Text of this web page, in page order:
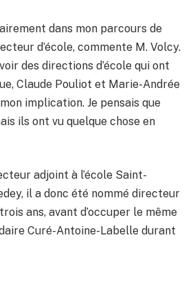
dans mon parcours de
d’école, commente M. Volcy.
des directions d’école qui ont
Claude Pouliot et Marie-Andrée
implication. Je pensais que
ils ont vu quelque chose en
adjoint à l’école Saint-
il a donc été nommé directeur
ans, avant d’occuper le même
Curé-Antoine-Labelle durant